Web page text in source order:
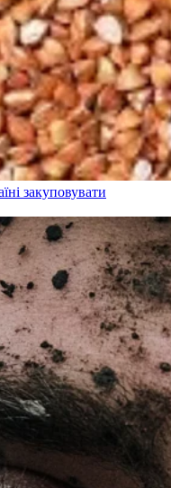
закуповувати